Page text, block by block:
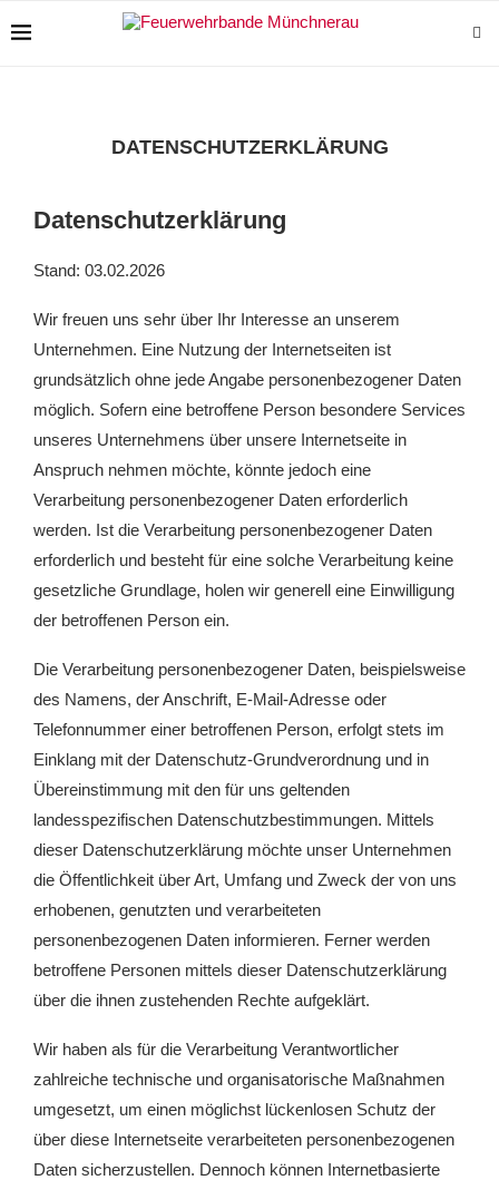
DATENSCHUTZERKLÄRUNG
Datenschutzerklärung
Stand: 03.02.2026
Wir freuen uns sehr über Ihr Interesse an unserem
Unternehmen. Eine Nutzung der Internetseiten ist
grundsätzlich ohne jede Angabe personenbezogener Daten
möglich. Sofern eine betroffene Person besondere Services
unseres Unternehmens über unsere Internetseite in
Anspruch nehmen möchte, könnte jedoch eine
Verarbeitung personenbezogener Daten erforderlich
werden. Ist die Verarbeitung personenbezogener Daten
erforderlich und besteht für eine solche Verarbeitung keine
gesetzliche Grundlage, holen wir generell eine Einwilligung
der betroffenen Person ein.
Die Verarbeitung personenbezogener Daten, beispielsweise
des Namens, der Anschrift, E-Mail-Adresse oder
Telefonnummer einer betroffenen Person, erfolgt stets im
Einklang mit der Datenschutz-Grundverordnung und in
Übereinstimmung mit den für uns geltenden
landesspezifischen Datenschutzbestimmungen. Mittels
dieser Datenschutzerklärung möchte unser Unternehmen
die Öffentlichkeit über Art, Umfang und Zweck der von uns
erhobenen, genutzten und verarbeiteten
personenbezogenen Daten informieren. Ferner werden
betroffene Personen mittels dieser Datenschutzerklärung
über die ihnen zustehenden Rechte aufgeklärt.
Wir haben als für die Verarbeitung Verantwortlicher
zahlreiche technische und organisatorische Maßnahmen
umgesetzt, um einen möglichst lückenlosen Schutz der
über diese Internetseite verarbeiteten personenbezogenen
Daten sicherzustellen. Dennoch können Internetbasierte